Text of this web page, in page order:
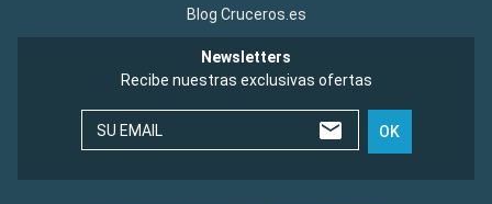
Blog Cruceros.es
Newsletters
Recibe nuestras exclusivas ofertas
SU EMAIL OK